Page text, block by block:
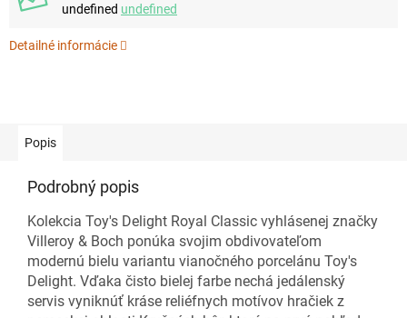
undefined undefined
Detailné informácie
Popis
Podrobný popis
Kolekcia Toy's Delight Royal Classic vyhlásenej značky
Villeroy & Boch ponúka svojim obdivovateľom
modernú bielu variantu vianočného porcelánu Toy's
Delight. Vďaka čisto bielej farbe nechá jedálenský
servis vyniknúť kráse reliéfnych motívov hračiek z